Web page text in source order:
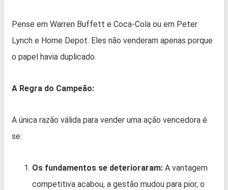
Pense em Warren Buffett e Coca-Cola ou em Peter
Lynch e Home Depot. Eles não venderam apenas porque
o papel havia duplicado.
A Regra do Campeão:
A única razão válida para vender uma ação vencedora é
se:
Os fundamentos se deterioraram: A vantagem
competitiva acabou, a gestão mudou para pior, o